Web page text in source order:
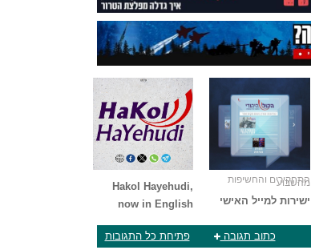
Hakol Hayehudi,
now in English
התחקירים והחשיפות
מהשבוע
ישירות למייל האישי
פתיחת כל התגובות כתוב תגובה